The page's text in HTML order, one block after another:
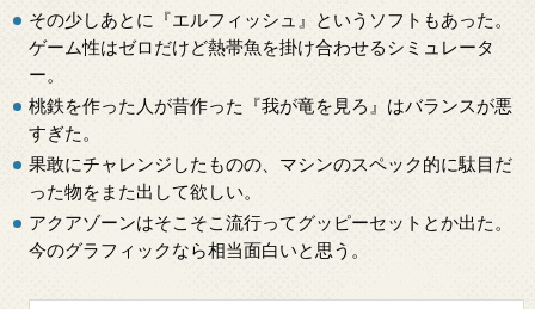
その少しあとに『エルフィッシュ』というソフトもあった。
ゲーム性はゼロだけど熱帯魚を掛け合わせるシミュレータ
ー。
桃鉄を作った人が昔作った『我が竜を見ろ』はバランスが悪
すぎた。
果敢にチャレンジしたものの、マシンのスペック的に駄目だ
った物をまた出して欲しい。
アクアゾーンはそこそこ流行ってグッピーセットとか出た。
今のグラフィックなら相当面白いと思う。